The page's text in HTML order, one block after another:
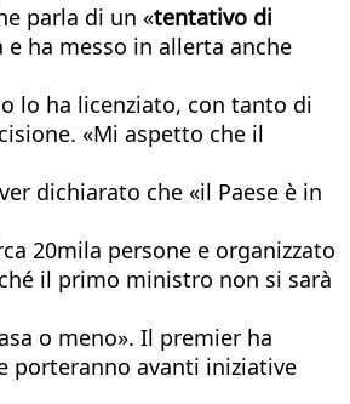
parla di un «tentativo di
ha messo in allerta anche
lo ha licenziato, con tanto di
«Mi aspetto che il
dichiarato che «il Paese è in
20mila persone e organizzato
il primo ministro non si sarà
o meno». Il premier ha
porteranno avanti iniziative